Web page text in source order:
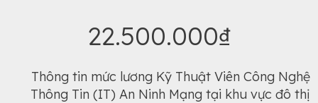
22.500.000₫
Thông tin mức lương Kỹ Thuật Viên Công Nghệ
Thông Tin (IT) An Ninh Mạng tại khu vực đô thị